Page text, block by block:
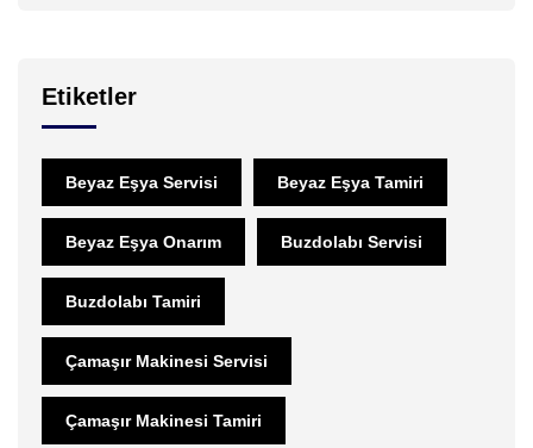
Etiketler
Beyaz Eşya Servisi Beyaz Eşya Tamiri
Beyaz Eşya Onarım Buzdolabı Servisi
Buzdolabı Tamiri
Çamaşır Makinesi Servisi
Çamaşır Makinesi Tamiri